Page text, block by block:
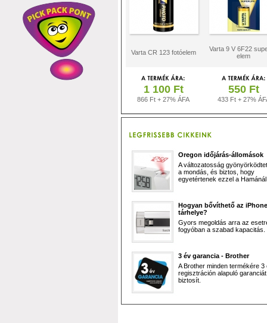
Varta CR 123 fotóelem
Varta 9 V 6F22
elem
1 100 Ft
866 Ft + 27% ÁFA
550 Ft
433 Ft + 27%
Oregon időjárás-állomások
A változatosság
a mondás, és biztos, hogy
egyetértenek ezzel a
Hogyan bővíthető az iPhone
tárhelye?
Gyors megoldás arra az
fogyóban a szabad kapacitás.
3 év garancia - Brother
A Brother minden termékére 3
regisztráción alapuló garanciát
biztosít.